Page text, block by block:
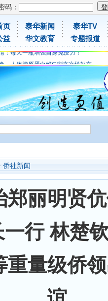
码：
页
益
泰华新闻
华文教育
泰华TV
专题报道
，人体胶原蛋白维C应该这样补充
健康，免费领取日本原装尤妮佳超立体
：每天一瓶增强自身免疫力！
，人体胶原蛋白维C应该这样补充
童健康，免费领取日本原装尤妮佳超立体
：每天一瓶增强自身免疫力！
侨社新闻
郑丽明贤
行 林楚
重量级侨